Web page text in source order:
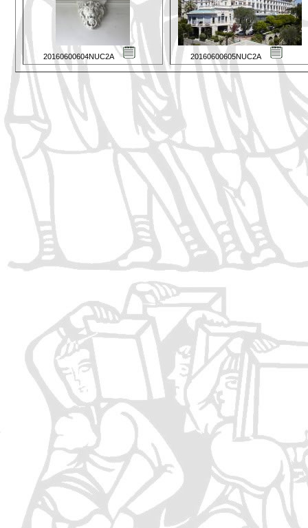
20160600604NUC2A 20160600605NUC2A